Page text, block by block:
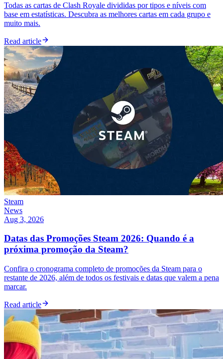
Todas as cartas de Clash Royale divididas por tipos e níveis com
base em estatísticas. Descubra as melhores cartas em cada grupo e
muito mais.
Read article
Steam
News
Aug 3, 2026
Datas das Promoções Steam 2026: Quando é a
próxima promoção da Steam?
Confira o cronograma completo de promoções da Steam para o
restante de 2026, além de todos os festivais e datas que valem a pena
marcar.
Read article